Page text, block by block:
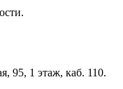
95, 1 этаж, каб. 110.